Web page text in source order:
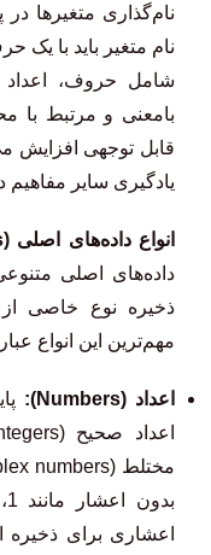
نام‌گذاری متغیرها
نام متغیر باید با
شامل حروف، اعداد
بامعنی و مرتبط با
قابل توجهی افزایش
یادگیری سایر مفاهیم
انواع داده‌های اصلی (Basic Data Types):
داده‌های اصلی
ذخیره نوع خاصی
مهم‌ترین این انواع
اعداد (Numbers):